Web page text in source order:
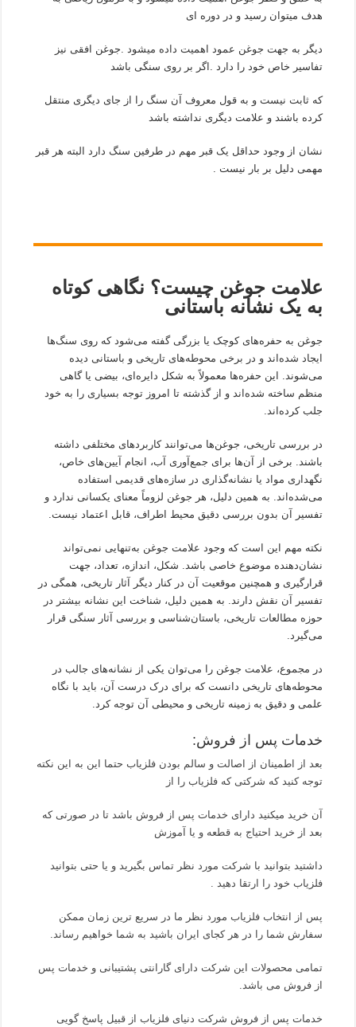
هدف میتوان رسید و در دوره ای
دیگر به جهت جوغن عمود اهمیت داده میشود .جوغن افقی نیز
تفاسیر خاص خود را دارد .اگر بر روی سنگی باشد
که ثابت نیست و به قول معروف آن سنگ را از جای دیگری منتقل
کرده باشند و علامت دیگری نداشته باشد
نشان از وجود حداقل یک قبر مهم در طرفین سنگ دارد البته هر قبر
مهمی دلیل بر بار نیست .
علامت جوغن چیست؟ نگاهی کوتاه
به یک نشانه باستانی
جوغن به حفره‌های کوچک یا بزرگی گفته می‌شود که روی سنگ‌ها
ایجاد شده‌اند و در برخی محوطه‌های تاریخی و باستانی دیده
می‌شوند. این حفره‌ها معمولاً به شکل دایره‌ای، بیضی یا گاهی
منظم ساخته شده‌اند و از گذشته تا امروز توجه بسیاری را به خود
جلب کرده‌اند.
در بررسی تاریخی، جوغن‌ها می‌توانند کاربردهای مختلفی داشته
باشند. برخی از آن‌ها برای جمع‌آوری آب، انجام آیین‌های خاص،
نگهداری مواد یا نشانه‌گذاری در سازه‌های قدیمی استفاده
می‌شده‌اند. به همین دلیل، هر جوغن لزوماً معنای یکسانی ندارد و
تفسیر آن بدون بررسی دقیق محیط اطراف، قابل اعتماد نیست.
نکته مهم این است که وجود علامت جوغن به‌تنهایی نمی‌تواند
نشان‌دهنده موضوع خاصی باشد. شکل، اندازه، تعداد، جهت
قرارگیری و همچنین موقعیت آن در کنار دیگر آثار تاریخی، همگی در
تفسیر آن نقش دارند. به همین دلیل، شناخت این نشانه بیشتر در
حوزه مطالعات تاریخی، باستان‌شناسی و بررسی آثار سنگی قرار
می‌گیرد.
در مجموع، علامت جوغن را می‌توان یکی از نشانه‌های جالب در
محوطه‌های تاریخی دانست که برای درک درست آن، باید با نگاه
علمی و دقیق به زمینه تاریخی و محیطی آن توجه کرد.
خدمات پس از فروش:
بعد از اطمینان از اصالت و سالم بودن فلزیاب حتما این به این نکته
توجه کنید که شرکتی که فلزیاب را از
آن خرید میکنید دارای خدمات پس از فروش باشد تا در صورتی که
بعد از خرید احتیاج به قطعه و یا آموزش
داشتید بتوانید با شرکت مورد نظر تماس بگیرید و یا حتی بتوانید
فلزیاب خود را ارتقا دهید .
پس از انتخاب فلزیاب مورد نظر ما در سریع ترین زمان ممکن
سفارش شما را در هر کجای ایران باشید به شما خواهیم رساند.
تمامی محصولات این شرکت دارای گارانتی پشتیبانی و خدمات پس
از فروش می باشد.
خدمات پس از فروش شرکت دنیای فلزیاب از قبیل پاسخ گویی